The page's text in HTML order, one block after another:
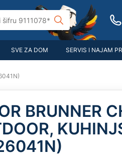
SVE ZA DOM SERVIS I NAJAM
BRUNNER